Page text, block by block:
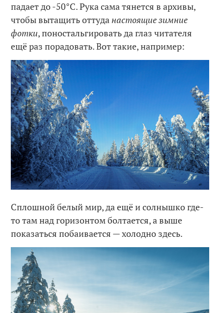
падает до -50°C. Рука сама тянется в архивы,
чтобы вытащить оттуданастоящие зимние
фотки, поностальгировать да глаз читателя
ещё раз порадовать. Вот такие, например:
Сплошной белый мир, да ещё и солнышко где-
то там над горизонтом болтается, а выше
показаться побаивается — холодно здесь.